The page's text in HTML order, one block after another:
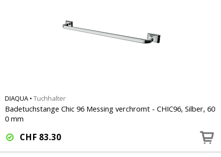
DIAQUA • Tuchhalter
Badetuchstange Chic 96 Messing verchromt - CHIC96, Silber, 60
0 mm
CHF 83.30